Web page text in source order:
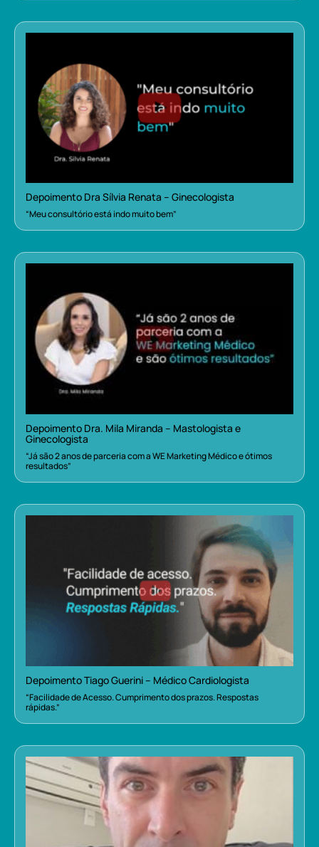
Depoimento Dra Sílvia Renata – Ginecologista
“Meu consultório está indo muito bem”
Depoimento Dra. Mila Miranda – Mastologista e
Ginecologista
“Já são 2 anos de parceria com a WE Marketing Médico e ótimos
resultados”
Depoimento Tiago Guerini – Médico Cardiologista
“Facilidade de Acesso. Cumprimento dos prazos. Respostas
rápidas.”